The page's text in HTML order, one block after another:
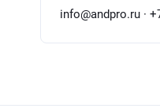
info@andpro.ru ·